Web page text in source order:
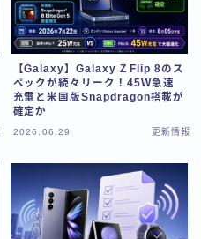
【Galaxy】Galaxy Z Flip 8のス
ペックが続々リーク！45W急速
充電と米国版Snapdragon搭載が
確定か
2026.06.29 更新情報